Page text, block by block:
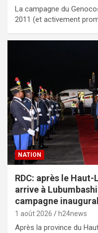
La campagne du
2011 (et activement
NATION
RDC: après le
arrive à
campagne
1 août 2026 h24news
Après la province du